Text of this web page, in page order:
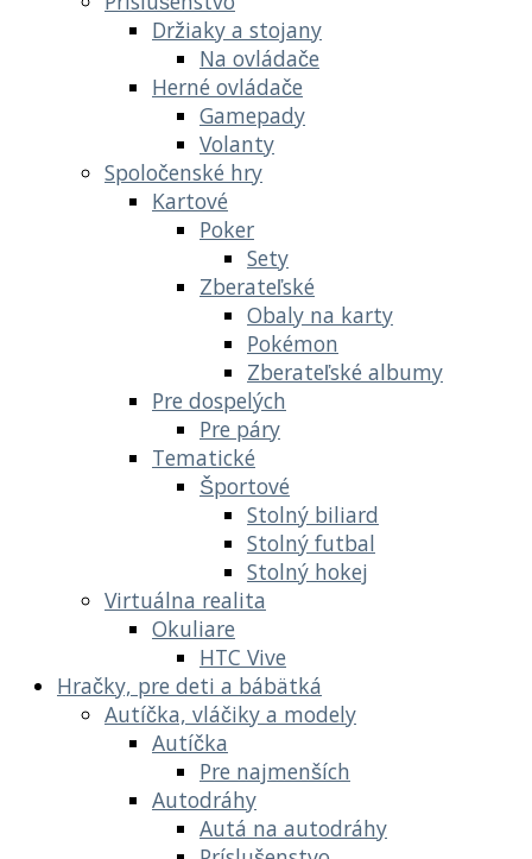
Držiaky a stojany
Na ovládače
Herné ovládače
Gamepady
Volanty
Spoločenské hry
Kartové
Poker
Sety
Zberateľské
Obaly na karty
Pokémon
Zberateľské albumy
Pre dospelých
Pre páry
Tematické
Športové
Stolný biliard
Stolný futbal
Stolný hokej
Virtuálna realita
Okuliare
HTC Vive
Hračky, pre deti a bábätká
Autíčka, vláčiky a modely
Autíčka
Pre najmenších
Autodráhy
Autá na autodráhy